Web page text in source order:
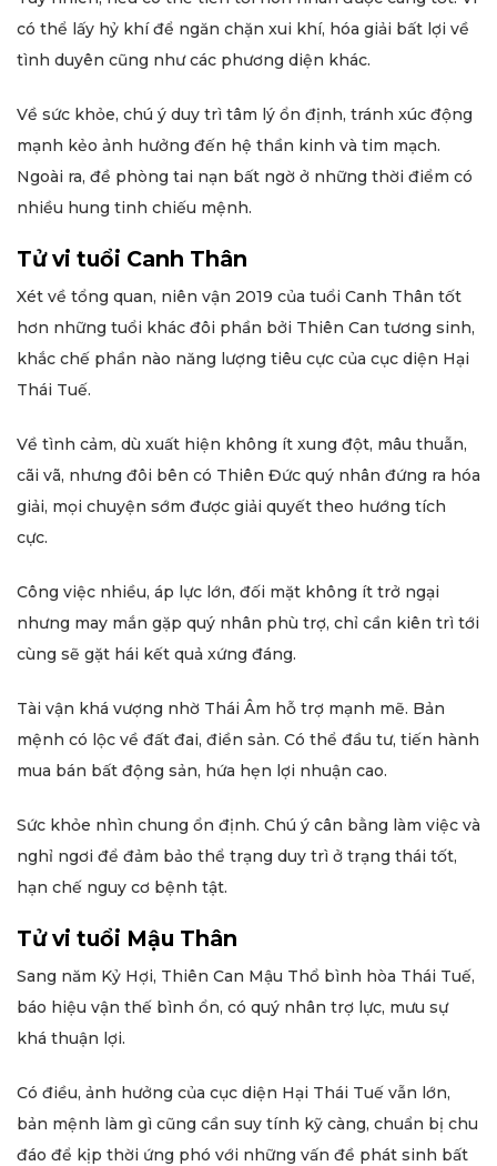
có thể lấy hỷ khí để ngăn chặn xui khí, hóa giải bất lợi về
tình duyên cũng như các phương diện khác.
Về sức khỏe, chú ý duy trì tâm lý ổn định, tránh xúc động
mạnh kẻo ảnh hưởng đến hệ thần kinh và tim mạch.
Ngoài ra, đề phòng tai nạn bất ngờ ở những thời điểm có
nhiều hung tinh chiếu mệnh.
Tử vi tuổi Canh Thân
Xét về tổng quan, niên vận 2019 của tuổi Canh Thân tốt
hơn những tuổi khác đôi phần bởi Thiên Can tương sinh,
khắc chế phần nào năng lượng tiêu cực của cục diện Hại
Thái Tuế.
Về tình cảm, dù xuất hiện không ít xung đột, mâu thuẫn,
cãi vã, nhưng đôi bên có Thiên Đức quý nhân đứng ra hóa
giải, mọi chuyện sớm được giải quyết theo hướng tích
cực.
Công việc nhiều, áp lực lớn, đối mặt không ít trở ngại
nhưng may mắn gặp quý nhân phù trợ, chỉ cần kiên trì tới
cùng sẽ gặt hái kết quả xứng đáng.
Tài vận khá vượng nhờ Thái Âm hỗ trợ mạnh mẽ. Bản
mệnh có lộc về đất đai, điền sản. Có thể đầu tư, tiến hành
mua bán bất động sản, hứa hẹn lợi nhuận cao.
Sức khỏe nhìn chung ổn định. Chú ý cân bằng làm việc và
nghỉ ngơi để đảm bảo thể trạng duy trì ở trạng thái tốt,
hạn chế nguy cơ bệnh tật.
Tử vi tuổi Mậu Thân
Sang năm Kỷ Hợi, Thiên Can Mậu Thổ bình hòa Thái Tuế,
báo hiệu vận thế bình ổn, có quý nhân trợ lực, mưu sự
khá thuận lợi.
Có điều, ảnh hưởng của cục diện Hại Thái Tuế vẫn lớn,
bản mệnh làm gì cũng cần suy tính kỹ càng, chuẩn bị chu
đáo để kịp thời ứng phó với những vấn đề phát sinh bất